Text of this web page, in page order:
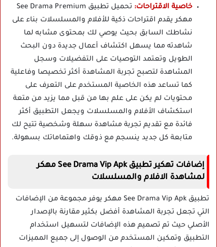
خاصية الاقتراحات:
تحميل تطبيق See Drama Premium
مهكر يقدم اقتراحات ذكية للأفلام والمسلسلات بناء على
نشاطك السابق بحيث يوصي لك بمحتوى مشابه لما
شاهدته مما يسهل اكتشاف أعمال جديدة دون البحث
الطويل وتعتمد التوصيات على التفضيلات وسجل
المشاهدة لتصبح تجربة المشاهدة أكثر تخصيصا وفاعلية
كما تساعد هذه الخاصية المستخدم على التعرف على
محتويات لم يكن على علم بها من قبل مما يزيد من متعة
استكشاف الأفلام والمسلسلات ويجعل التطبيق أكثر
فائدة مع تقديم تجربة مشاهدة سهلة وشخصية تتيح لك
متابعة كل جديد ينسجم مع ذوقك واهتماماتك بسهولة.
إضافات تهكير تطبيق See Drama Vip Apk مهكر
لمشاهدة الافلام والمسلسلات
تطبيق See Drama Vip Apk مهكر يوفر مجموعة من الإضافات
التي تجعل تجربة المشاهدة أفضل بكثير مقارنة بالإصدار
الأصلي حيث تم تصميم هذه الإضافات لتسهيل استخدام
التطبيق وتمكين المستخدم من الوصول إلى جميع المميزات